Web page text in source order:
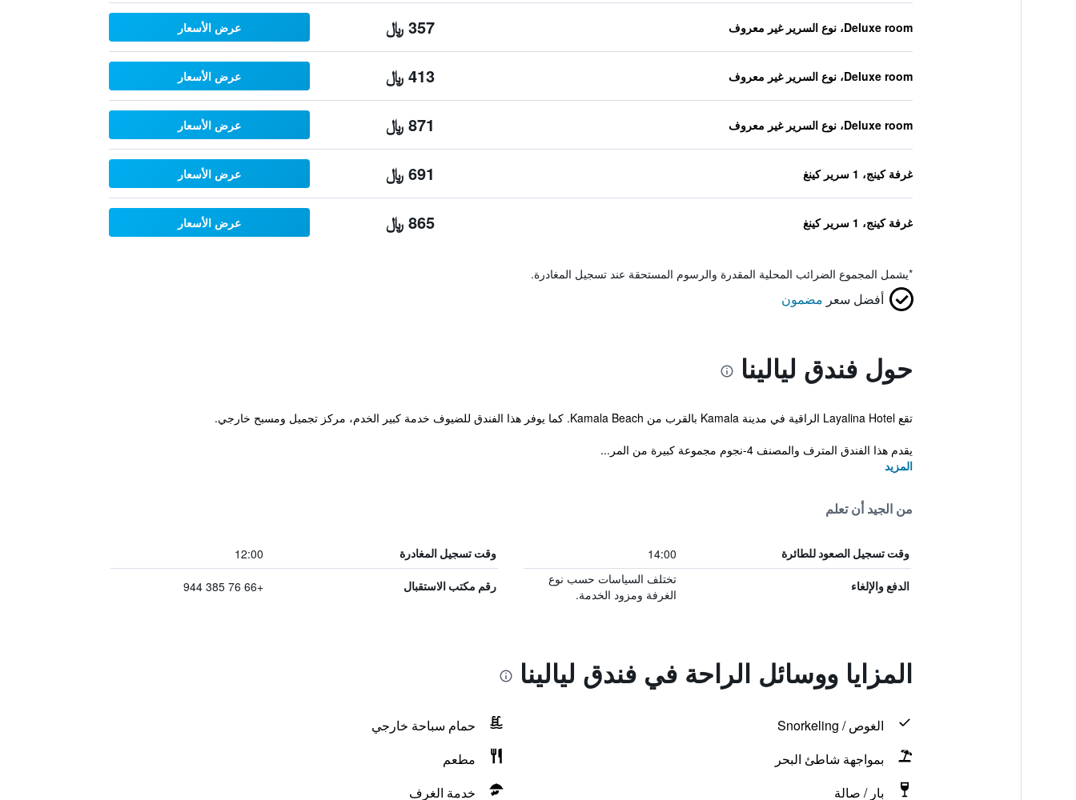
Deluxe room، نوع السرير غير معروف 357 ﷼ عرض الأسعار
Deluxe room، نوع السرير غير معروف 413 ﷼ عرض الأسعار
Deluxe room، نوع السرير غير معروف 871 ﷼ عرض الأسعار
غرفة كينج، 1 سرير كينغ 691 ﷼ عرض الأسعار
غرفة كينج، 1 سرير كينغ 865 ﷼ عرض الأسعار
*يشمل المجموع الضرائب المحلية المقدرة والرسوم المستحقة عند تسجيل المغادرة.
أفضل سعر مضمون
حول فندق ليالينا
تقع Layalina Hotel الراقية في مدينة Kamala بالقرب من Kamala Beach. كما يوفر هذا الفندق للضيوف خدمة كبير الخدم، مركز تجميل ومسبح خارجي.
يقدم هذا الفندق المترف والمصنف 4-نجوم مجموعة كبيرة من المر...
المزيد
من الجيد أن تعلم
وقت تسجيل الصعود للطائرة 14:00 وقت تسجيل المغادرة 12:00
الدفع والإلغاء
تختلف السياسات حسب نوع
الغرفة ومزود الخدمة.
رقم مكتب الاستقبال +66 76 385 944
المزايا ووسائل الراحة في فندق ليالينا
الغوص / Snorkeling
حمام سباحة خارجي
بمواجهة شاطئ البحر
مطعم
بار / صالة
خدمة الغرف